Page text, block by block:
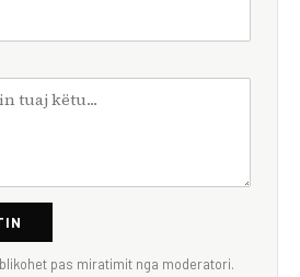
pas miratimit nga moderatori.